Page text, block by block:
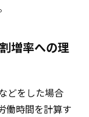
増率への理
どをした場合
働時間を計算す